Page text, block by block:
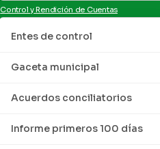
Control y Rendición de Cuentas
Entes de control
Gaceta municipal
Acuerdos conciliatorios
Informe primeros 100 días